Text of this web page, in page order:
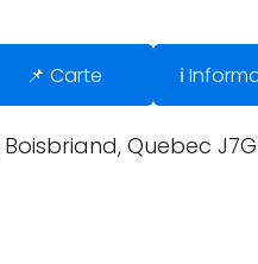
📌 Carte ℹ️
Quebec